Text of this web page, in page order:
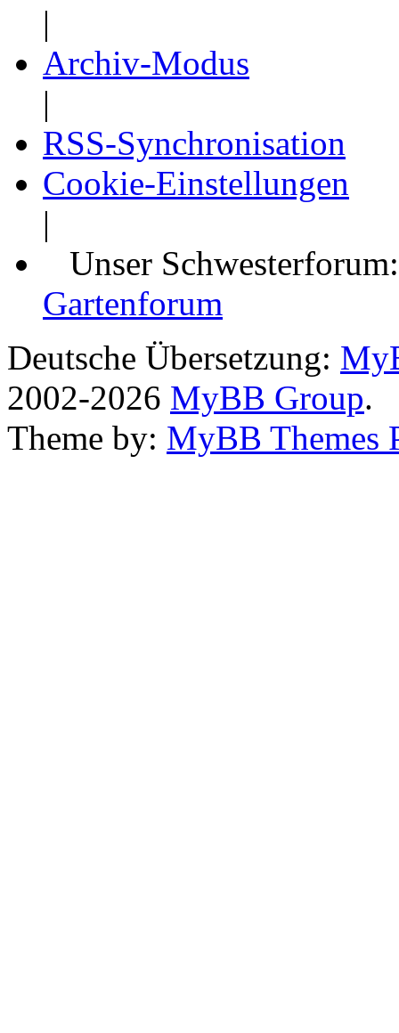
|
Archiv-Modus
|
RSS-Synchronisation
Cookie-Einstellungen
|
Unser
Gartenforum
Deutsche Übersetzung:
2002-2026 MyBB Group.
Theme by: MyBB Themes